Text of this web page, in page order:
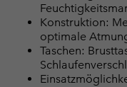
Konstruktion:
optimale
Taschen: